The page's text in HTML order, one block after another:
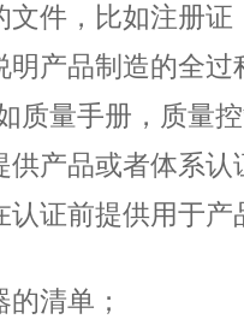
件，比如注册证
产品制造的全过
量手册，质量控
产品或者体系认
证前提供用于产
清单；